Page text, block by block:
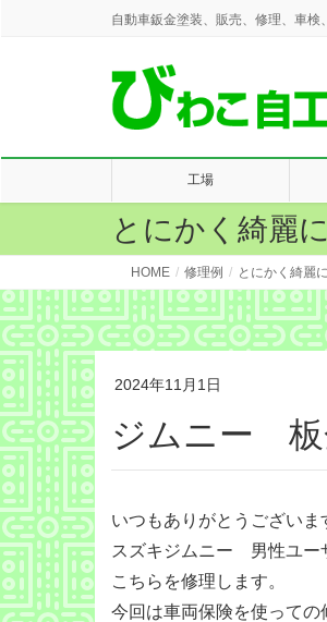
自動車鈑金塗装、販売、修理、車
工場
とにかく綺麗
HOME 修理例 とにかく綺麗
2024年11月1日
ジムニー 板
いつもありがとうございま
スズキジムニー 男性ユー
こちらを修理します。
今回は車両保険を使っての